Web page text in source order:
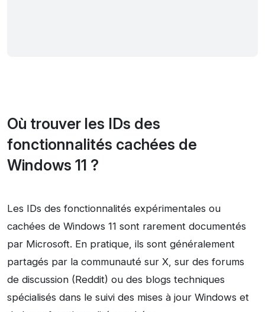
Où trouver les IDs des
fonctionnalités cachées de
Windows 11 ?
Les IDs des fonctionnalités expérimentales ou
cachées de Windows 11 sont rarement documentés
par Microsoft. En pratique, ils sont généralement
partagés par la communauté sur X, sur des forums
de discussion (Reddit) ou des blogs techniques
spécialisés dans le suivi des mises à jour Windows et